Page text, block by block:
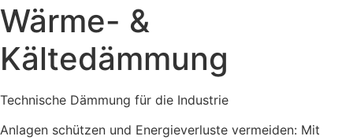
Wärme- &
Kältedämmung
Technische Dämmung für die Industrie
Anlagen schützen und Energieverluste vermeiden: Mit